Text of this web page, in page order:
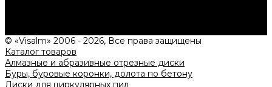
© «Visalm» 2006 - 2026, Все права защищены
Каталог товаров
Алмазные и абразивные отрезные диски
Буры, буровые коронки, долота по бетону
Диски для циркулярных пил